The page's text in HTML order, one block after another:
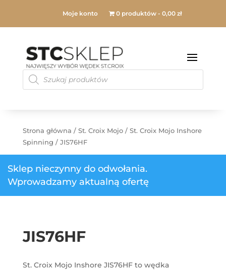
Moje konto 0 produktów 0,00 zł
Products
search
Strona główna / St. Croix Mojo/ St. Croix Mojo Inshore
Spinning / JIS76HF
Sklep nieczynny do odwołania.
Wprowadzamy aktualną ofertę
JIS76HF
St. Croix Mojo Inshore JIS76HF to wędka